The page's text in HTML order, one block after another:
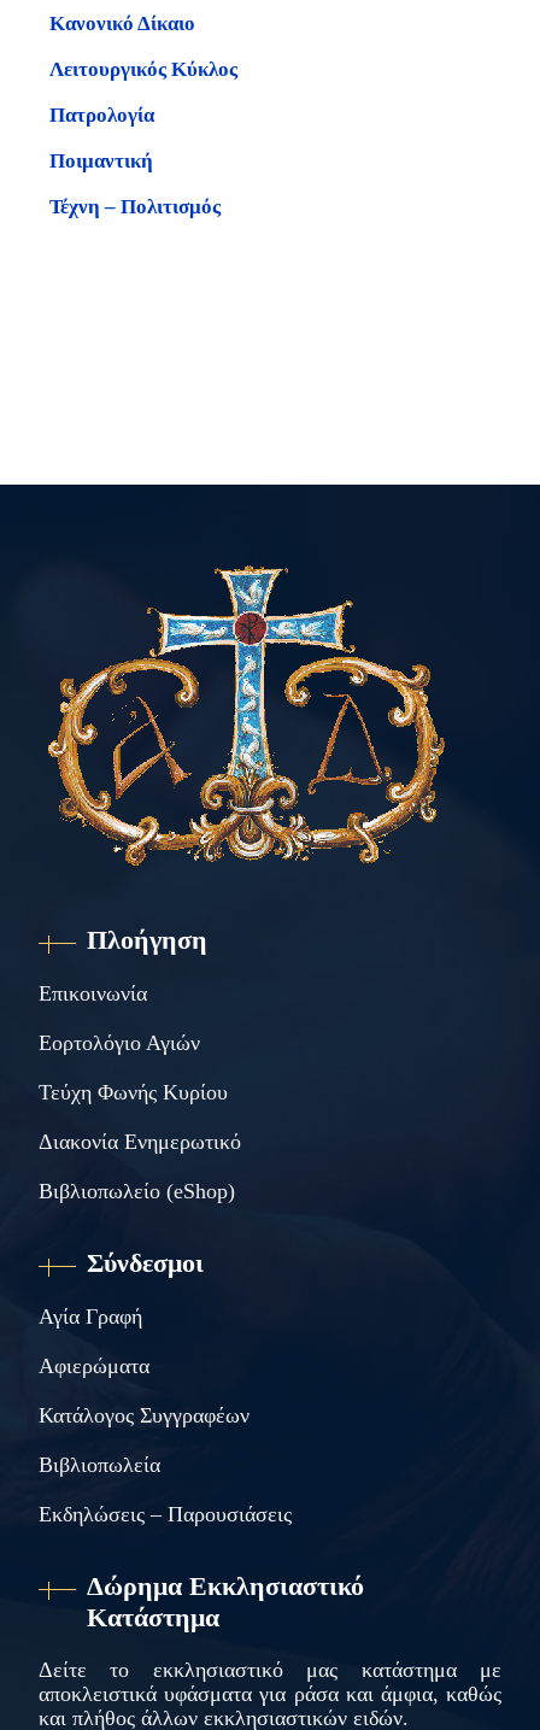
Κανονικό Δίκαιο
Λειτουργικός Κύκλος
Πατρολογία
Ποιμαντική
Τέχνη – Πολιτισμός
Πλοήγηση
Επικοινωνία
Εορτολόγιο Αγιών
Τεύχη Φωνής Κυρίου
Διακονία Ενημερωτικό
Βιβλιοπωλείο (eShop)
Σύνδεσμοι
Αγία Γραφή
Αφιερώματα
Κατάλογος Συγγραφέων
Βιβλιοπωλεία
Εκδηλώσεις – Παρουσιάσεις
Δώρημα Εκκλησιαστικό
Κατάστημα
Δείτε το εκκλησιαστικό μας κατάστημα με
αποκλειστικά υφάσματα για ράσα και άμφια, καθώς
και πλήθος άλλων εκκλησιαστικών ειδών.